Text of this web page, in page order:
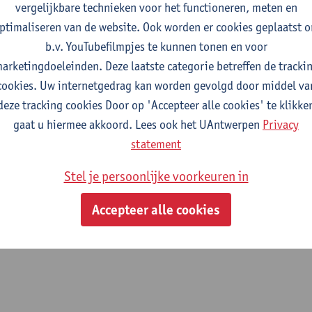
Departement Engineering Management
Statuut & functies
Assisterend academisch pers.
vergelijkbare technieken voor het functioneren, meten en
van de website. Ook worden er cookies geplaatst
b.v. YouTubefilmpjes te kunnen tonen en voor
Deze laatste categorie betreffen de
Uw internetgedrag kan worden gevolgd door middel
tracking cookies Door op 'Accepteer alle cookies' te
gaat u hiermee akkoord. Lees ook het UAntwerpen Privacy
statement
Stel je persoonlijke voorkeuren in
Accepteer alle cookies